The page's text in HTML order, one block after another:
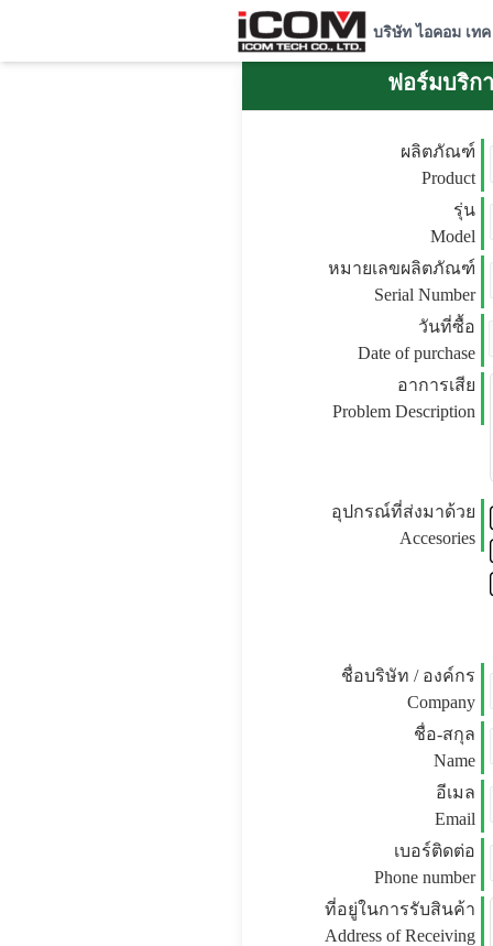
บริษัท ไอคอม เท
ฟอร์มบริก
ผลิตภัณฑ์
Product
รุ่น
Model
หมายเลขผลิตภัณฑ์
Serial Number
วันที่ซื้อ
Date of purchase
อาการเสีย
Problem Description
อุปกรณ์ที่ส่งมาด้วย
Accesories
ชื่อบริษัท / องค์กร
Company
ชื่อ-สกุล
Name
อีเมล
Email
เบอร์ติดต่อ
Phone number
ที่อยู่ในการรับสินค้า
Address of Receiving